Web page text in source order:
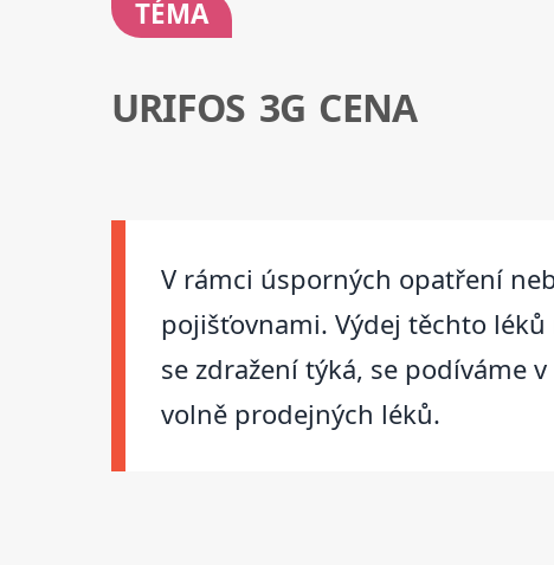
TÉMA
URIFOS 3G CENA
V rámci úsporných opatření
pojišťovnami. Výdej těchto
se zdražení týká, se podíváme
volně prodejných léků.